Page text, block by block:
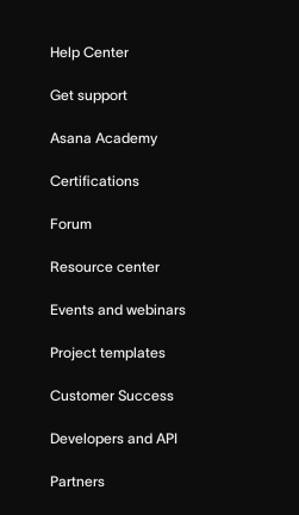
Help Center
Get support
Asana Academy
Certifications
Forum
Resource center
Events and webinars
Project templates
Customer Success
Developers and API
Partners